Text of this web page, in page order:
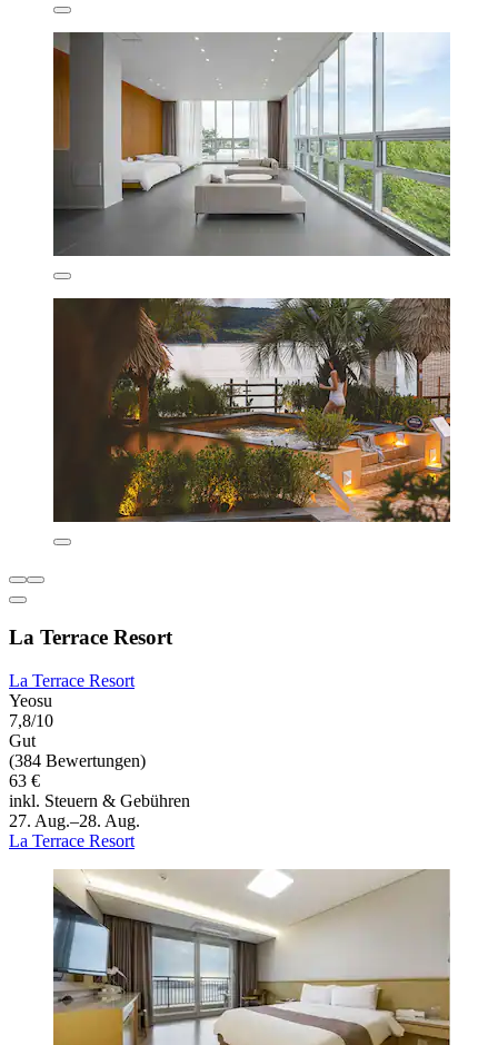
La Terrace Resort
La Terrace Resort
Yeosu
7,8/10
Gut
(384 Bewertungen)
63 €
inkl. Steuern & Gebühren
27. Aug.–28. Aug.
La Terrace Resort